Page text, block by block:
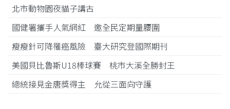
北市動物園夜貓子講古
國健署攜手人氣網紅 邀全民定期量腰圍
瘦瘦針可降罹癌風險 臺大研究登國際期刊
美國貝比魯斯U18棒球賽 桃市大溪全勝封王
總統接見金唐獎得主 允從三面向守護